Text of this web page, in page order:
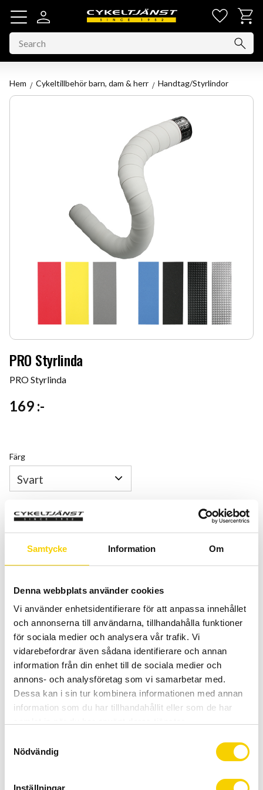
Samtycke Information Om
Denna webbplats använder cookies
Vi använder enhetsidentifierare för att anpassa innehållet
och annonserna till användarna, tillhandahålla funktioner
för sociala medier och analysera vår trafik. Vi
vidarebefordrar även sådana identifierare och annan
information från din enhet till de sociala medier och
annons- och analysföretag som vi samarbetar med.
Dessa kan i sin tur kombinera informationen med annan
information som du har tillhandahållit eller som de har
Nödvändig
Inställningar
Menu
Basket
Hem Cykeltillbehör barn, dam & herr Handtag/Styrlindor
PRO Styrlinda
PRO Styrlinda
169 :-
Färg
Quantity
+
-
BUY
Add
Certifierad cykelservice & Shimano Service Center
Allt inom cykel på ett ställe
Kunnig personal och hög kundnöjdhet
Stock status
2 pc. in stock
Article SKU
PRTA0001
Manufacturer article no
PRTA00
racerstyren som är lätt att linda och finns i olika färger.